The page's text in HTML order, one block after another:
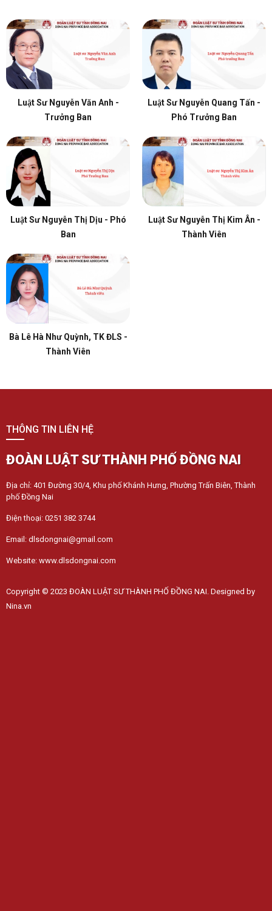
Luật Sư Nguyễn Văn Anh -
Trưởng Ban
Luật Sư Nguyễn Quang Tấn -
Phó Trưởng Ban
Luật Sư Nguyễn Thị Dịu - Phó
Ban
Luật Sư Nguyễn Thị Kim Ân -
Thành Viên
Bà Lê Hà Như Quỳnh, TK ĐLS -
Thành Viên
THÔNG TIN LIÊN HỆ
ĐOÀN LUẬT SƯ THÀNH PHỐ ĐỒNG NAI
Địa chỉ: 401 Đường 30/4, Khu phố Khánh Hưng, Phường Trấn Biên, Thành
phố Đồng Nai
Điện thoại: 0251 382 3744
Email: dlsdongnai@gmail.com
Website: www.dlsdongnai.com
Copyright © 2023 ĐOÀN LUẬT SƯ THÀNH PHỐ ĐỒNG NAI. Designed by
Nina.vn